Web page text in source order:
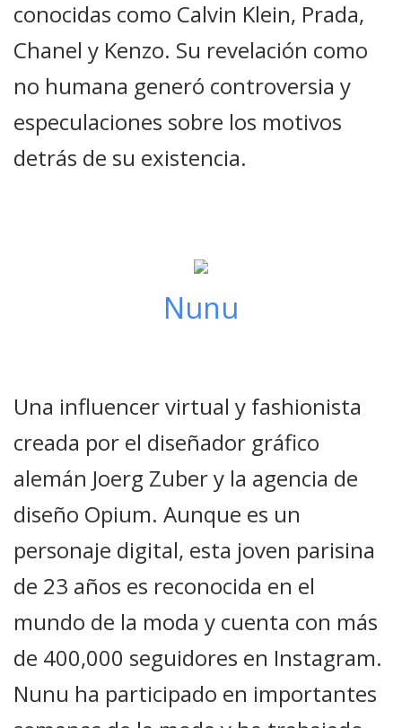
conocidas como Calvin Klein, Prada,
Chanel y Kenzo. Su revelación como
no humana generó controversia y
especulaciones sobre los motivos
detrás de su existencia.
Nunu
Una influencer virtual y fashionista
creada por el diseñador gráfico
alemán Joerg Zuber y la agencia de
diseño Opium. Aunque es un
personaje digital, esta joven parisina
de 23 años es reconocida en el
mundo de la moda y cuenta con más
de 400,000 seguidores en Instagram.
Nunu ha participado en importantes